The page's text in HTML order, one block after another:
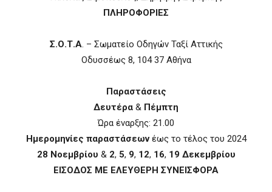
ΠΛΗΡΟΦΟΡΙΕΣ
Σ.Ο.Τ.Α . – Σωματείο Οδηγών Ταξί Αττικής
Οδυσσέως 8, 104 37 Αθήνα
Παραστάσεις
Δευτέρα & Πέμπτη
Ώρα έναρξης: 21.00
Ημερομηνίες παραστάσεωνέως το τέλος του 2024
28 Νοεμβρίου & 2, 5, 9, 12, 16, 19 Δεκεμβρίου
ΕΙΣΟΔΟΣ ΜΕ ΕΛΕΥΘΕΡΗ ΣΥΝΕΙΣΦΟΡΑ